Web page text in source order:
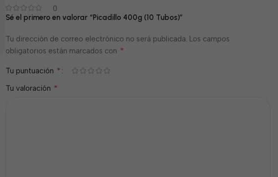
0
Sé el primero en valorar “Picadillo 400g (10 Tubos)”
Tu dirección de correo electrónico no será publicada. Los campos
obligatorios están marcados con *
Tu puntuación *
Tu valoración *